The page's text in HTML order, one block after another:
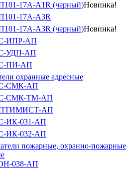
17А-A1R (черный)Новинка!
17А-A3R
17А-A3R (черный)Новинка!
ИПР-АП
УДП-АП
ПИ-АП
охранные адресные
СМК-АП
СМК-ТМ-АП
АП
ИК-031-АП
ИК-032-АП
пожарные, охранно-пожарные
038-АП